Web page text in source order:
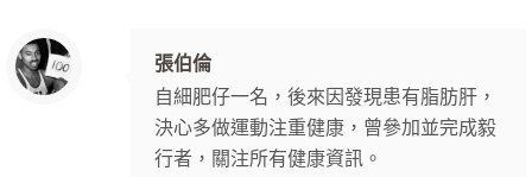
張伯倫
自細肥仔一名，後來因發現患有脂肪肝，
決心多做運動注重健康，曾參加並完成毅
行者，關注所有健康資訊。